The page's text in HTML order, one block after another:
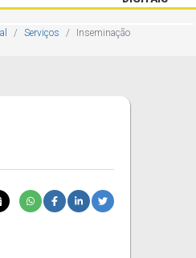
Serviços Inseminação